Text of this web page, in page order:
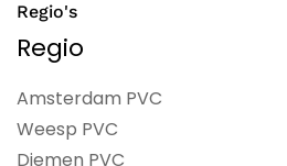
Regio's
Regio
Amsterdam PVC
Weesp PVC
Diemen PVC